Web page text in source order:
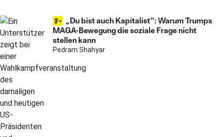
„Du bist auch Kapitalist“: Warum Trumps
MAGA-Bewegung die soziale Frage nicht
stellen kann
Pedram Shahyar